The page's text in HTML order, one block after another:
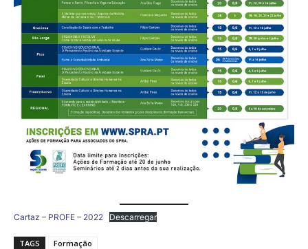
Cartaz – PROFE – 2022 Descarregar
TAGS Formação